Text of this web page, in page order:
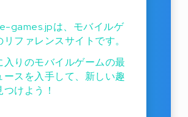
games.jpは、モバイルゲ
リファレンスサイトです。
入りのモバイルゲームの最
ースを入手して、新しい趣
けよう！